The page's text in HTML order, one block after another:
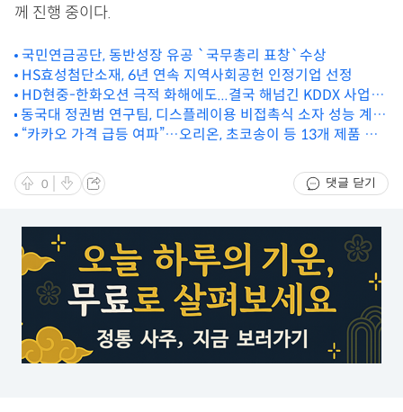
께 진행 중이다.
국민연금공단, 동반성장 유공 `국무총리 표창`수상
HS효성첨단소재, 6년 연속 지역사회공헌 인정기업 선정
HD현중-한화오션 극적 화해에도...결국 해넘긴 KDDX 사업자
선정, 왜?
동국대 정권범 연구팀, 디스플레이용 비접촉식 소자 성능 계측
기술 최초 개발
“카카오 가격 급등 여파”…오리온, 초코송이 등 13개 제품 가
0 댓글 닫기